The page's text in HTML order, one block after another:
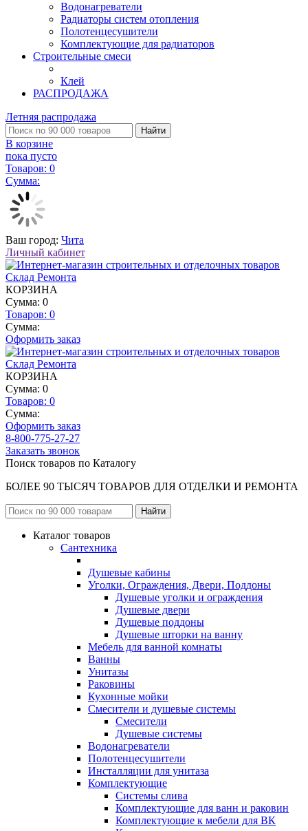
Водонагреватели
Радиаторы систем отопления
Полотенцесушители
Комплектующие для радиаторов
Строительные смеси
Клей
РАСПРОДАЖА
Летняя распродажа
Найти
В корзине
пока пусто
Товаров: 0
Сумма:
Ваш город: Чита
Личный кабинет
КОРЗИНА
Сумма: 0
Товаров: 0
Сумма:
Оформить заказ
КОРЗИНА
Сумма: 0
Товаров: 0
Сумма:
Оформить заказ
8-800-775-27-27
Заказать звонок
Поиск товаров по Каталогу
БОЛЕЕ 90 ТЫСЯЧ ТОВАРОВ ДЛЯ ОТДЕЛКИ И РЕМОНТА
Каталог товаров
Сантехника
Душевые кабины
Уголки, Ограждения, Двери, Поддоны
Душевые уголки и ограждения
Душевые двери
Душевые поддоны
Душевые шторки на ванну
Мебель для ванной комнаты
Ванны
Унитазы
Раковины
Кухонные мойки
Смесители и душевые системы
Смесители
Душевые системы
Водонагреватели
Полотенцесушители
Инсталляции для унитаза
Комплектующие
Системы слива
Комплектующие для ванн и раковин
Комплектующие к мебели для ВК